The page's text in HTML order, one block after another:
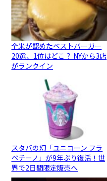
全米が認めたベストバーガー
20選、1位はどこ？ NYから3店
がランクイン
スタバの幻「ユニコーン フラ
ペチーノ」が9年ぶり復活！世
界で2日間限定販売へ